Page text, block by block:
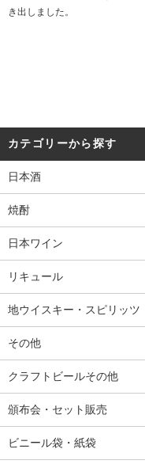
き出しました。
カテゴリーから探す
日本酒
焼酎
日本ワイン
リキュール
地ウイスキー・スピリッツ
その他
クラフトビールその他
頒布会・セット販売
ビニール袋・紙袋